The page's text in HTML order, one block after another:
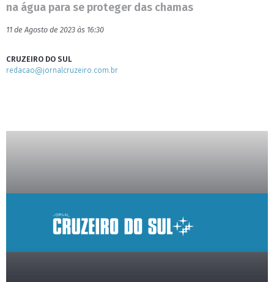
na água para se proteger das chamas
11 de Agosto de 2023 às 16:30
CRUZEIRO DO SUL
redacao@jornalcruzeiro.com.br